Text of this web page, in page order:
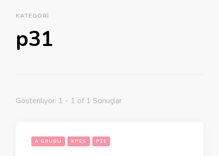
KATEGORI
p31
Gösteriliyor: 1 - 1 of 1 Sonuçlar
A GRUBU KPSS P31